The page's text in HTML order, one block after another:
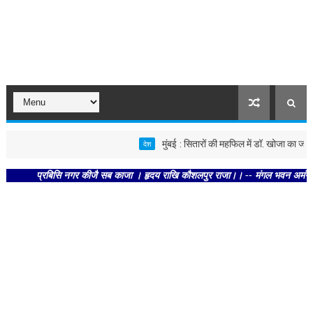
मुंबई : सितारों की महफिल में डॉ. खोजा का जलवा
प्रबिसि नगर कीजै सब काजा । हृदय राखि कौशलपुर राजा।। -- मंगल भवन अमंगल